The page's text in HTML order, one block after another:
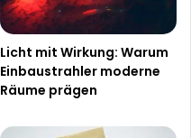
Licht mit Wirkung: Warum
Einbaustrahler moderne
Räume prägen